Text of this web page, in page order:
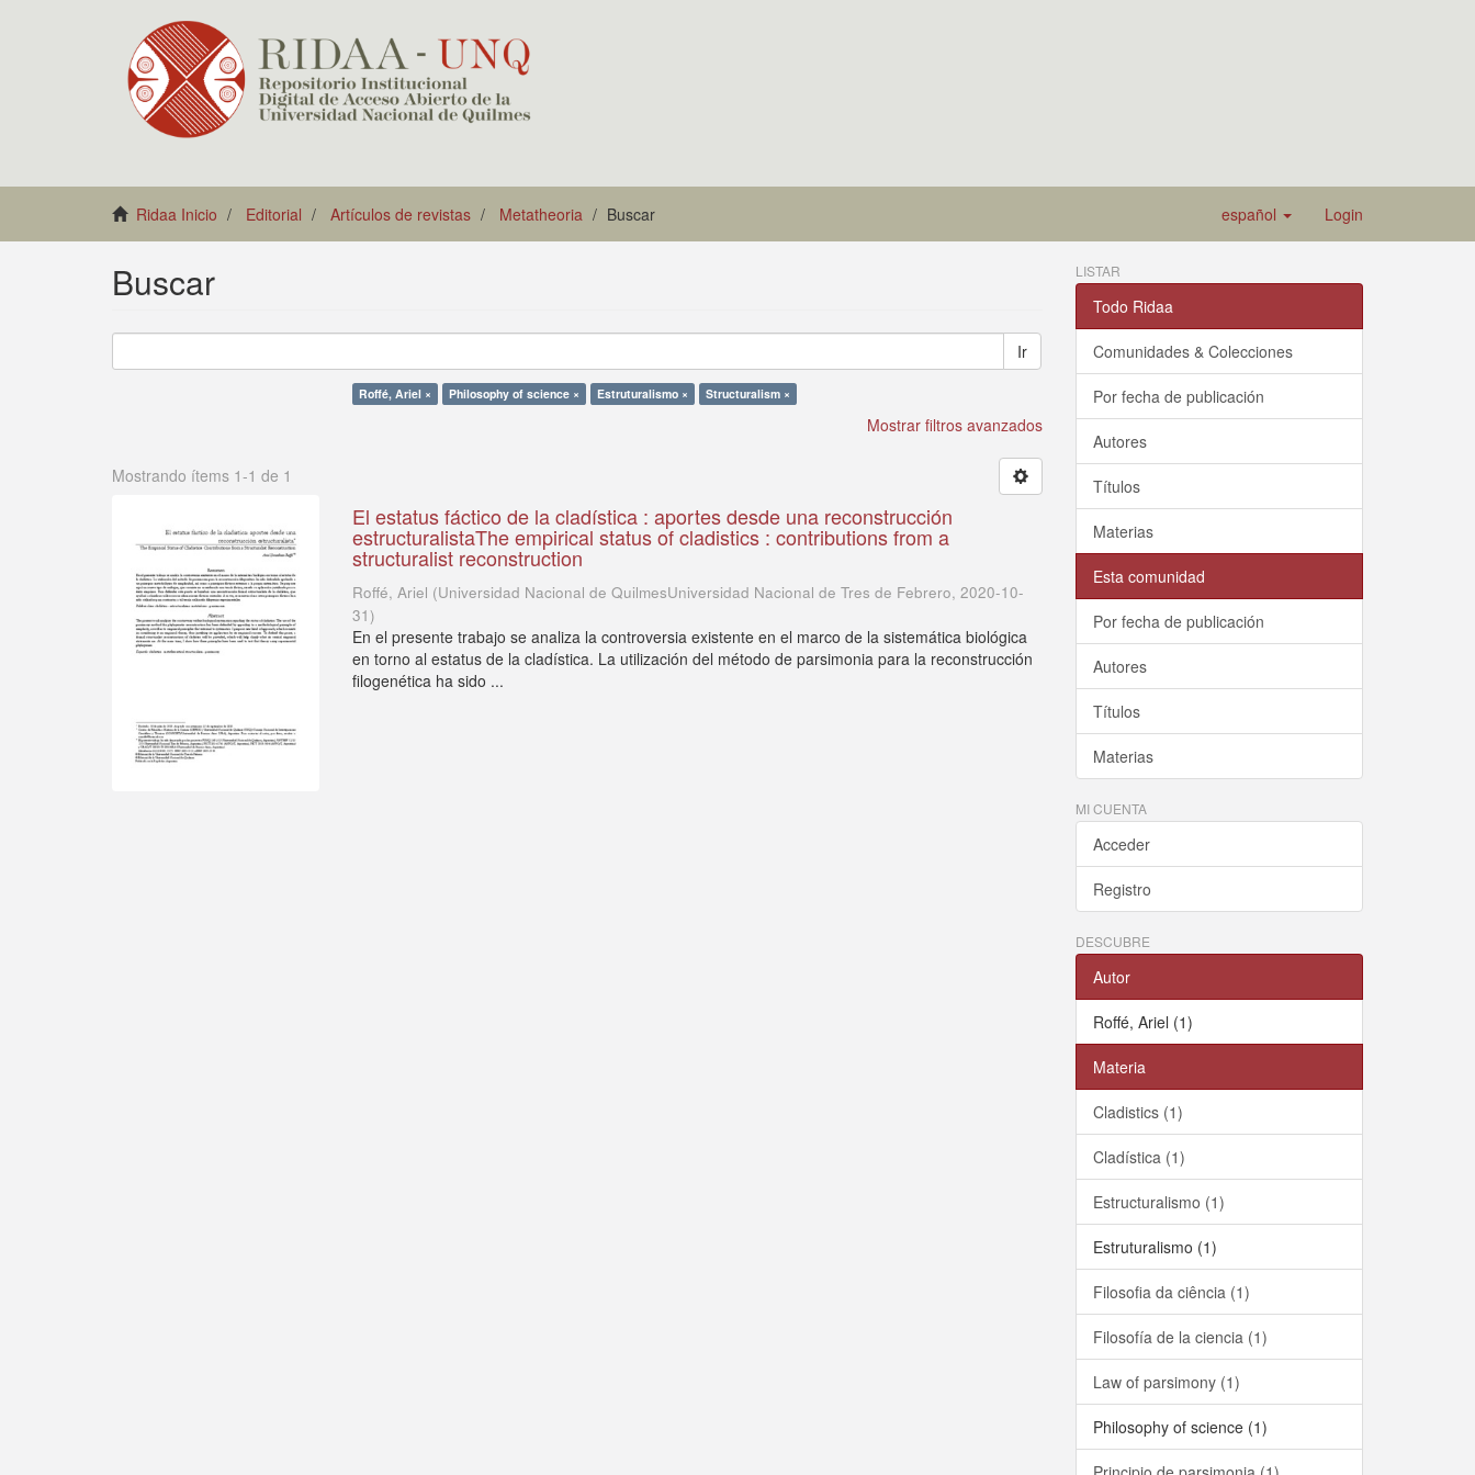
Ridaa Inicio Editorial Artículos de revistas Metatheoria Buscar español Login
Buscar
Ir
Roffé, Ariel × Philosophy of science × Estruturalismo × Structuralism ×
Mostrar filtros avanzados
Mostrando ítems 1-1 de 1
El estatus fáctico de la cladística : aportes desde una reconstrucción
estructuralistaThe empirical status of cladistics : contributions from a
structuralist reconstruction
Roffé, Ariel (Universidad Nacional de QuilmesUniversidad Nacional de Tres de Febrero,2020-10-
31)
En el presente trabajo se analiza la controversia existente en el marco de la sistemática biológica
en torno al estatus de la cladística. La utilización del método de parsimonia para la reconstrucción
filogenética ha sido ...
LISTAR
Todo Ridaa
Comunidades & Colecciones
Por fecha de publicación
Autores
Títulos
Materias
Esta comunidad
Por fecha de publicación
Autores
Títulos
Materias
MI CUENTA
Acceder
Registro
DESCUBRE
Autor
Roffé, Ariel (1)
Materia
Cladistics (1)
Cladística (1)
Estructuralismo (1)
Estruturalismo (1)
Filosofia da ciência (1)
Filosofía de la ciencia (1)
Law of parsimony (1)
Philosophy of science (1)